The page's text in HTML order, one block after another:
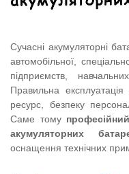
Сучасні акумуляторні
автомобільної,
підприємств,
Правильна
ресурс, безпеку
Саме тому
акумуляторних
оснащення технічних